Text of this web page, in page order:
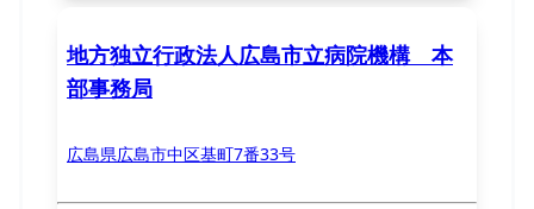
地方独立行政法人広島市立病院機構 本
部事務局
広島県広島市中区基町7番33号